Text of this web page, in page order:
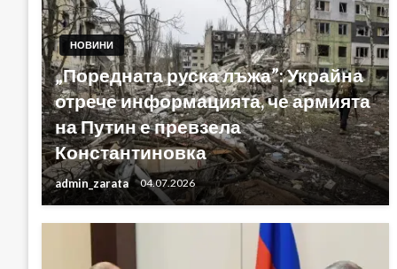
НОВИНИ
„Поредната руска лъжа”: Украйна
отрече информацията, че армията
на Путин е превзела
Константиновка
admin_zarata 04.07.2026